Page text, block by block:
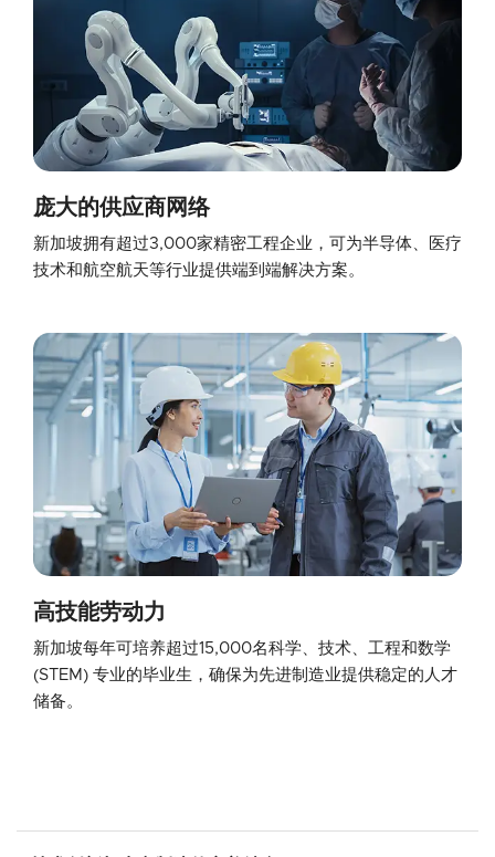
庞大的供应商网络
新加坡拥有超过3,000家精密工程企业，可为半导体、医疗
技术和航空航天等行业提供端到端解决方案。
高技能劳动力
新加坡每年可培养超过15,000名科学、技术、工程和数学
(STEM) 专业的毕业生，确保为先进制造业提供稳定的人才
储备。